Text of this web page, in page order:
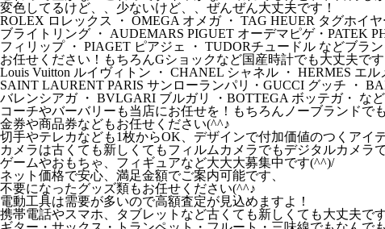
変色してるけど、、少ないけど、、ぜんぜん大丈夫です！
ROLEX ロレックス ・ OMEGA オメガ ・ TAG HEUER タグホイ
ブライトリング ・ AUDEMARS PIGUET オーデマピゲ・PATEK
フィリップ ・ PIAGET ピアジェ ・ TUDORチュードル などブラ
お任せください！もちろんGショックなど国産時計でも大丈夫です
Louis Vuitton ルイヴィトン ・ CHANEL シャネル ・ HERMES エル
SAINT LAURENT PARIS サンローランパリ・GUCCI グッチ ・
バレンシアガ ・ BVLGARI ブルガリ ・BOTTEGA ボッテガ・ な
コーチやバーバリーも当店にお任せを！もちろんノーブランドで
金券や商品券などもお任せください(^^♪
切手やテレカなども1枚からOK、デザインで付加価値のつくアイ
カメラは古くても新しくてもフィルムカメラでもデジタルカメラ
ゲームやおもちゃ、フィギュアなど大大大募集中です(^^)/
ネット価格で安心、満足金額でご案内可能です、
不要になったグッズ類もお任せください(^^♪
電動工具は需要が多いので高額査定が見込めますよ！
携帯電話やスマホ、タブレットなど古くても新しくても大丈夫です